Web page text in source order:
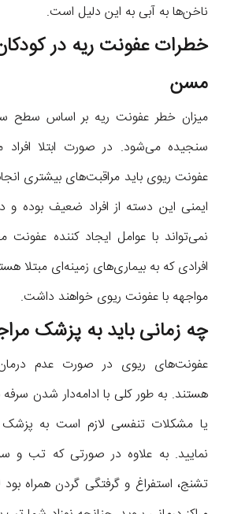
ناخن‌‌ها به آبی به این دلیل است.
خطرات عفونت ریه در
مسن
میزان خطر عفونت ریه بر اساس سطح
سنجیده می‌شود. در صورت ابتلا
عفونت ریوی باید مراقبت‌های بیشتری
ایمنی این دسته از افراد ضعیف بوده و
نمی‌تواند با عوامل ایجاد کننده عفونت
افرادی که به بیماری‌های زمینه‌ای مبتلا
مواجهه با عفونت ریوی خواهند داشت.
چه زمانی باید به پزشک
عفونت‌های ریوی در صورت عدم
هستند. به طور کلی با ادامه‌دار شدن
یا مشکلات تنفسی لازم است به
نمایید. به علاوه در صورتی که تب و
تشنج، استفراغ و گرفتگی گردن همراه